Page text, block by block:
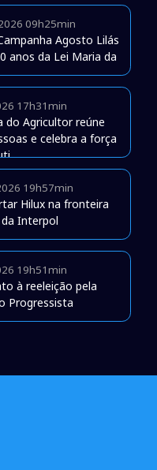
09h25min
Agosto Lilás
anos da Lei Maria da
17h31min
do Agricultor reúne
e celebra a força
19h57min
Hilux na fronteira
Interpol
19h51min
à reeleição pela
Progressista